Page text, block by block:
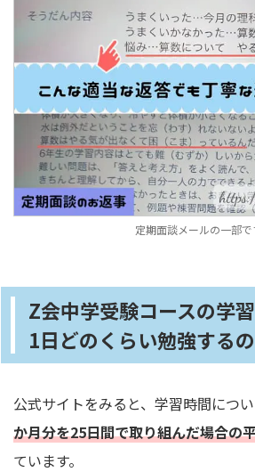
定期面談メールの一部で
Z会中学受験コースの学
1日どのくらい勉強する
公式サイトをみると、学習時間につ
か月分を25日間で取り組んだ場合の
ています。